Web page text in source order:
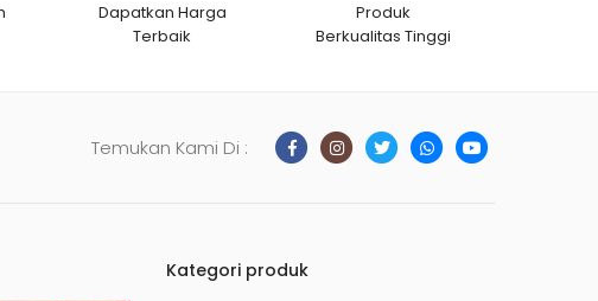
Dapatkan Harga
Terbaik
Produk
Berkualitas Tinggi
Temukan Kami Di :
Kategori produk